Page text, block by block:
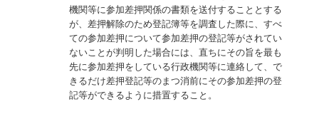
機関等に参加差押関係の書類を送付することとする
が、差押解除のため登記簿等を調査した際に、すべ
ての参加差押について参加差押の登記等がされてい
ないことが判明した場合には、直ちにその旨を最も
先に参加差押をしている行政機関等に連絡して、で
きるだけ差押登記等のまつ消前にその参加差押の登
記等ができるように措置すること。